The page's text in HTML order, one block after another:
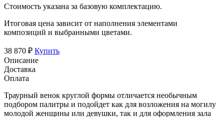
Стоимость указана за базовую комплектацию.
Итоговая цена зависит от наполнения элементами
композиций и выбранными цветами.
38 870 ₽ Купить
Описание
Доставка
Оплата
Траурный венок круглой формы отличается необычным
подбором палитры и подойдет как для возложения на могилу
молодой женщины или девушки, так и для оформления зала